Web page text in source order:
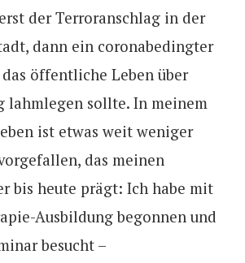
der Terroranschlag in der
dann ein coronabedingter
öffentliche Leben über
lahmlegen sollte. In meinem
ist etwas weit weniger
das meinen
bis heute prägt: Ich habe mit
Ausbildung begonnen und
besucht –